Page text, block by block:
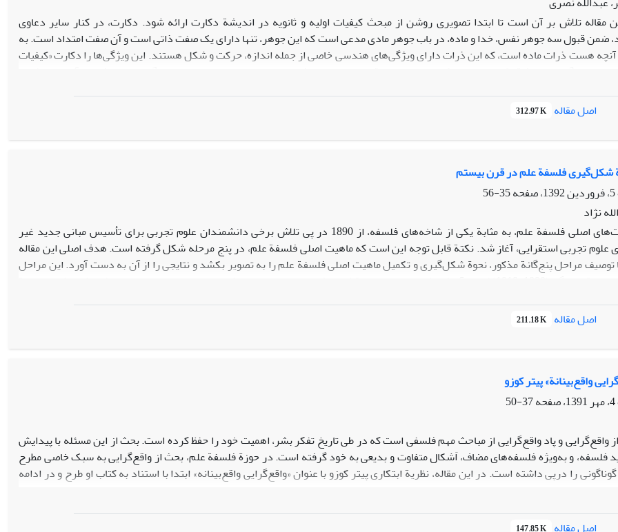
مقاله تلاش بر آن است تا ابتدا تصویری روشن از مبحث کیفیات اولیه و ثانویه در اندیشة دکارت ارائه شود. دکارت، در کنار سایر دعاوی
ضمن قبول سه جوهر نفس، خدا و ماده، در باب جوهر مادی مدعی است که این جوهر، تنها دارای یک صفت ذاتی است و آن صفت امتداد است. به
آنچه هست ذرات ماده است، که این ذرات دارای ویژگی‌های هندسی خاصی از جمله اندازه، حرکت و شکل هستند. این ویژگی‌ها را دکارت «کیفیات
می‌نهد. اگرچه اندیشة دکارت در باب «کیفیات اولیه یا واقعی» از وضوح بیشتری برخوردار است، اما این وضوح گفتار و اندیشه در آراء او، ناظر به
موجود نیست. از همین روست که برخی شارحین دکارت، او را یک ضد- واقع‌گرا در باب کیفیات ثانویه بشمار می‌آورند. در این مقاله نیز تلاش
دیدگاه دکارت در باب کیفیات و تقابل او با فلسفة مدرسی، تفاسیر مختلفی که از دیدگاه او ناظر به کیفیات ثانویه به عمل آمده، از تفاسیر
شرح داده شود، و نهایتاً از او، با نظر به رهیافت لاکی در باب کیفیات، در مقام یک واقع‌گرا دفاع شود.
اصل مقاله 312.97 K
شکل‌گیری فلسفة علم در قرن بیستم
35-56
نژاد
فعالیت‌های اصلی فلسفة علم، به مثابة یکی از شاخه‌های فلسفه، از 1890 در پی تلاش برخی دانشمندان علوم تجربی برای تأسیس مبانی جدید غیر
علوم تجربی استقرایی، آغاز شد. نکتة قابل توجه این است که ماهیت اصلی فلسفة علم، در پنج مرحله شکل گرفته است. هدف اصلی این مقاله
توصیف مراحل پنج‌گانة مذکور، نحوة شکل‌گیری و تکمیل ماهیت اصلی فلسفة علم را به تصویر بکشد و نتایجی را از آن به دست آورد. این مراحل
تاریخی علم» مورد توجه قرار می‌گیرد؛ 5. مرحلة مدل‌سازی (1970-2000) که در آن، با افزایش تمایلات سمانتیکی و پراگماتیکی در علم، عبارت «مدل»، جانشین
اصل مقاله 211.18 K
واقع‌بینانة» پیتر کوزو
37-50
واقع‌گرایی و پاد واقع‌گرایی از مباحث مهم فلسفی است که در طی تاریخ تفکر بشر، اهمیت خود را حفظ کرده است. بحث از این مسئله با پیدایش
فلسفه، و به‌ویژه فلسفه‌های مضاف، اَشکال متفاوت و بدیعی به خود گرفته است. در حوزة فلسفة علم، بحث از واقع‌گرایی به سبک خاصی مطرح
را درپی داشته است. در این مقاله، نظریة ابتکاری پیتر کوزو با عنوان «واقع‌گرایی واقع‌‌بینانه» ابتدا با استناد به کتاب او طرح و در ادامه